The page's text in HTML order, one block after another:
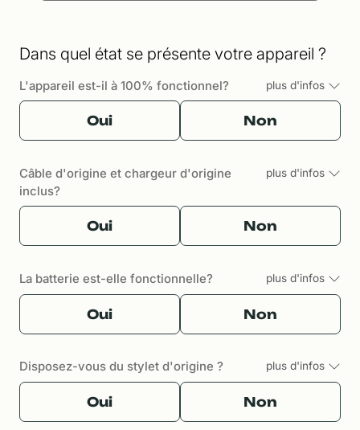
Dans quel état se présente votre appareil ?
L'appareil est-il à 100% fonctionnel? plus d'infos
Oui Non
Câble d'origine et chargeur d'origine
inclus?
plus d'infos
Oui Non
La batterie est-elle fonctionnelle? plus d'infos
Oui Non
Disposez-vous du stylet d'origine ? plus d'infos
Oui Non